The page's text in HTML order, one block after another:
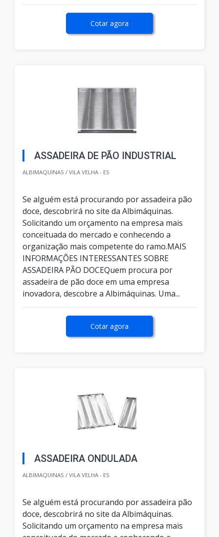
Cotar agora
ASSADEIRA DE PÃO INDUSTRIAL
ALBIMAQUINAS / VILA VELHA - ES
Se alguém está procurando por assadeira pão
doce, descobrirá no site da Albimáquinas.
Solicitando um orçamento na empresa mais
conceituada do mercado e conhecendo a
organização mais competente do ramo.MAIS
INFORMAÇÕES INTERESSANTES SOBRE
ASSADEIRA PÃO DOCEQuem procura por
assadeira de pão doce em uma empresa
inovadora, descobre a Albimáquinas. Uma...
Cotar agora
ASSADEIRA ONDULADA
ALBIMAQUINAS / VILA VELHA - ES
Se alguém está procurando por assadeira pão
doce, descobrirá no site da Albimáquinas.
Solicitando um orçamento na empresa mais